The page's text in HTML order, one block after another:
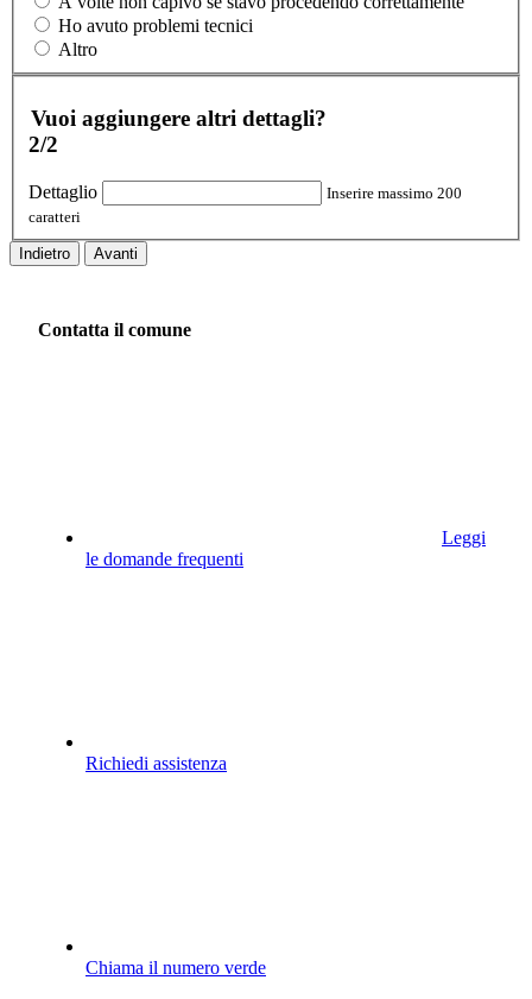
Ho avuto problemi tecnici
Altro
Vuoi aggiungere altri dettagli?
2/2
Dettaglio
Inserire massimo 200
caratteri
Indietro Avanti
Contatta il comune
Leggi
le domande frequenti
Richiedi assistenza
Chiama il numero verde